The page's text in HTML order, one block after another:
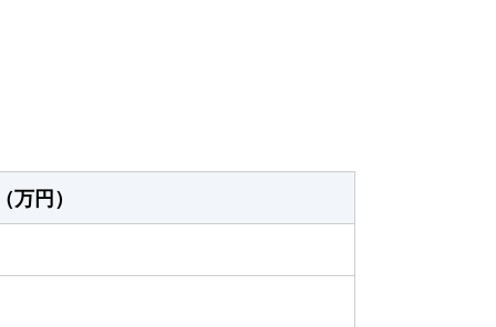
2,600円
2023年4～6月
2万円
2023年7～9月
4万円
2023年7～9月
万円）